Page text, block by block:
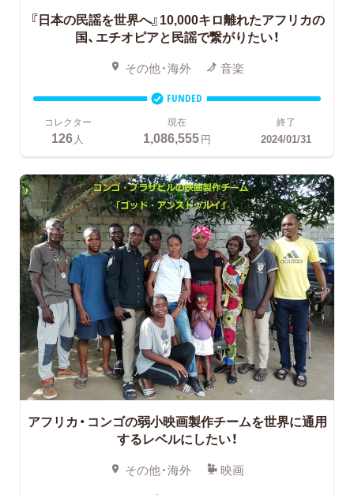
『日本の民謡を世界へ』10,000キロ離れたアフリカの
国、エチオピアと民謡で繋がりたい！
その他・海外 音楽
FUNDED
コレクター
126 人
現在
1,086,555円
終了
2024/01/31
アフリカ・コンゴの弱小映画製作チームを世界に通用
するレベルにしたい！
その他・海外 映画